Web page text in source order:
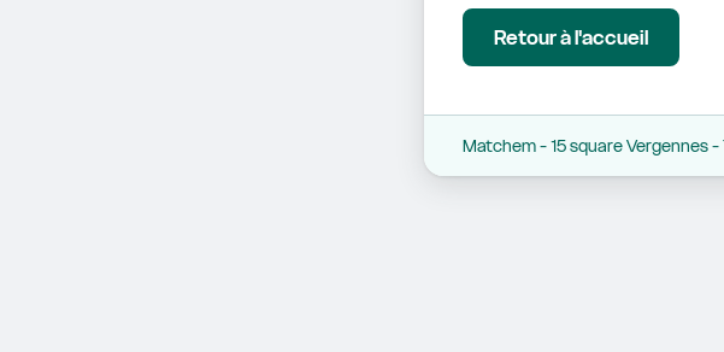
Retour à l'accueil
Matchem - 15 square Vergennes -